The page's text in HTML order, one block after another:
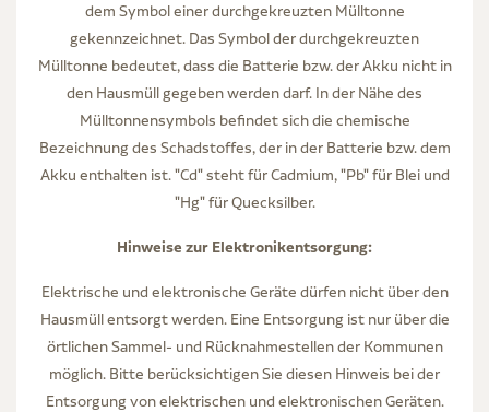
dem Symbol einer durchgekreuzten Mülltonne
gekennzeichnet. Das Symbol der durchgekreuzten
Mülltonne bedeutet, dass die Batterie bzw. der Akku nicht in
den Hausmüll gegeben werden darf. In der Nähe des
Mülltonnensymbols befindet sich die chemische
Bezeichnung des Schadstoffes, der in der Batterie bzw. dem
Akku enthalten ist. "Cd" steht für Cadmium, "Pb" für Blei und
"Hg" für Quecksilber.
Hinweise zur Elektronikentsorgung:
Elektrische und elektronische Geräte dürfen nicht über den
Hausmüll entsorgt werden. Eine Entsorgung ist nur über die
örtlichen Sammel- und Rücknahmestellen der Kommunen
möglich. Bitte berücksichtigen Sie diesen Hinweis bei der
Entsorgung von elektrischen und elektronischen Geräten.